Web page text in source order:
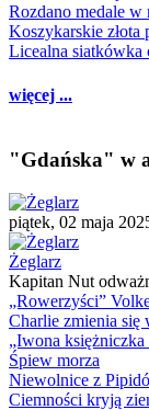
Rozdano medale w
Koszykarskie
Licealna siatkówka
więcej ...
"Gdańska" w
piątek, 02 maja
Żeglarz
Kapitan Nut
„Rowerzyści”
Charlie zmienia się
„Iwona
Śpiew morza
Niewolnice z
Ciemności kryją